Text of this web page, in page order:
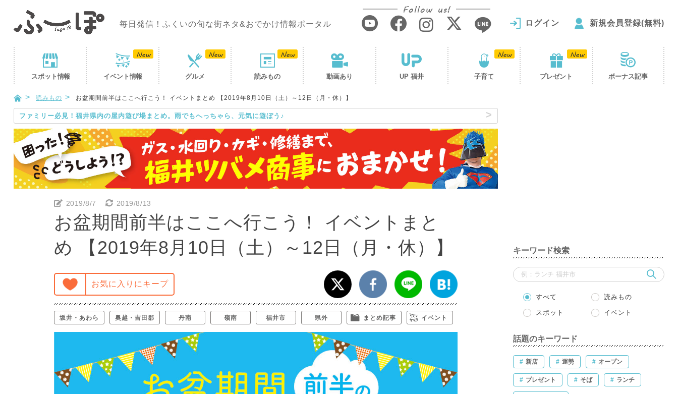
毎日発信！ふくいの旬な街ネタ&おでかけ情報ポータル
Follow us!
ログイン 新規会員登録(無料)
スポット情報 イベント情報 グルメ 読みもの 動画あり UP 福井 子育て プレゼント ボーナス記事
読みもの お盆期間前半はここへ行こう！ イベントまとめ 【2019年8月10日（土）～12日（月・休）】
ファミリー必見！福井県内の屋内遊び場まとめ。雨でもへっちゃら、元気に遊ぼう♪
2019/8/7 2019/8/13
お盆期間前半はここへ行こう！ イベントまと
め 【2019年8月10日（土）～12日（月・休）】
お気に入りにキープ
坂井・あわら 奥越・吉田郡 丹南 嶺南 福井市 県外 まとめ記事 イベント
キーワード検索
すべて 読みもの
スポット イベント
話題のキーワード
# 新店 # 運勢 # オープン
# プレゼント # そば # ランチ